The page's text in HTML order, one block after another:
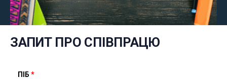
ЗАПИТ ПРО СПІВПРАЦЮ
ПІБ